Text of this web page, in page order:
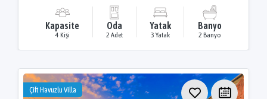
Kapasite
4 Kişi
Oda
2 Adet
Yatak
3 Yatak
Banyo
2 Banyo
Çift Havuzlu Villa